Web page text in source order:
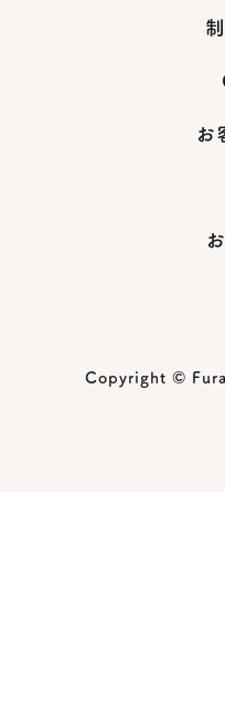
お
Copyright ©